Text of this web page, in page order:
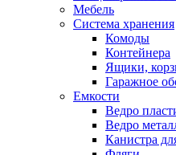
Мебель
Система хранения
Комоды
Контейнера
Ящики,
Гаражное
Емкости
Ведро
Ведро
Канистра